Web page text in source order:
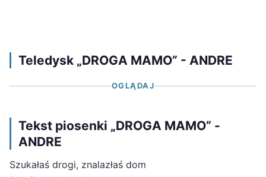
Teledysk „DROGA MAMO” - ANDRE
OGLĄDAJ
Tekst piosenki „DROGA MAMO” -
ANDRE
Szukałaś drogi, znalazłaś dom